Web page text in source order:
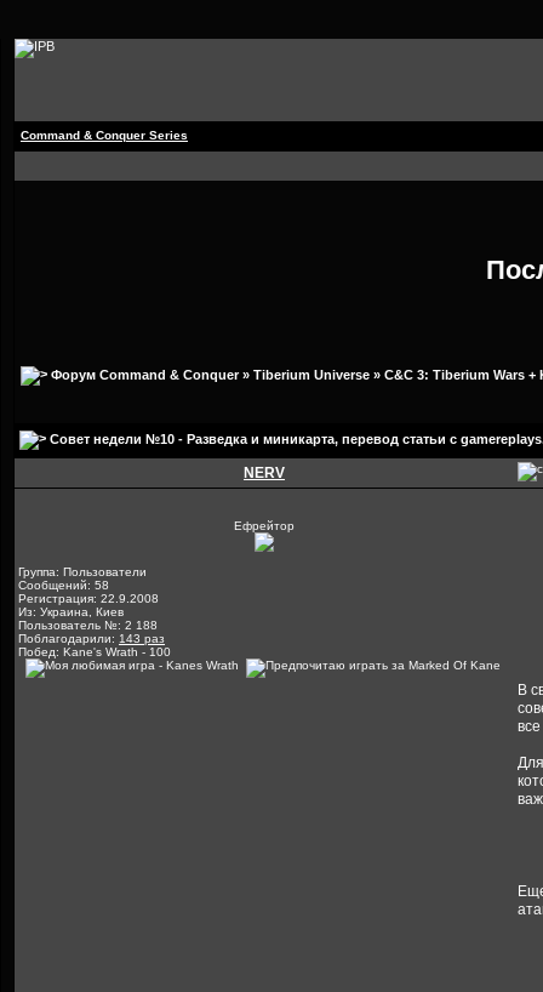
Command & Conquer Series
Форум Command & Conquer» Tiberium Universe » C&C 3: Tiberium Wars +
Совет недели №10 - Разведка и миникарта, перевод статьи с
NERV
Ефрейтор
Группа: Пользователи
Сообщений: 58
Регистрация: 22.9.2008
Из: Украина, Киев
Пользователь №: 2 188
Поблагодарили: 143 раз
Побед: Kane's Wrath - 100
В